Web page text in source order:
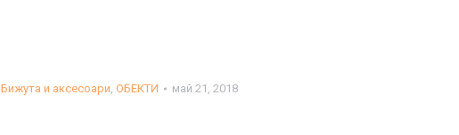
Бижута и аксесоари, ОБЕКТИ май 21, 2018